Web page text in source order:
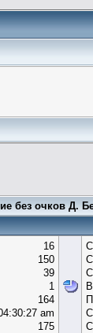
без очков Д.
16
150
39
1
164
am
175